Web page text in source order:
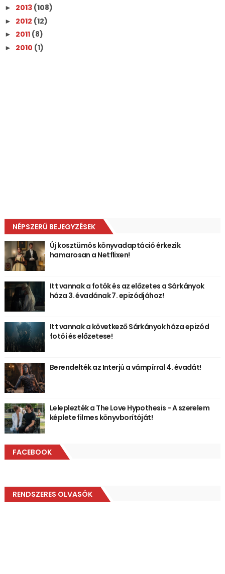
► 2013 (108)
► 2012 (12)
► 2011 (8)
► 2010 (1)
NÉPSZERŰ BEJEGYZÉSEK
Új kosztümös könyvadaptáció érkezik
hamarosan a Netflixen!
Itt vannak a fotók és az előzetes a Sárkányok
háza 3. évadának 7. epizódjához!
Itt vannak a következő Sárkányok háza epizód
fotói és előzetese!
Berendelték az Interjú a vámpírral 4. évadát!
Leleplezték a The Love Hypothesis - A szerelem
képlete filmes könyvborítóját!
FACEBOOK
RENDSZERES OLVASÓK